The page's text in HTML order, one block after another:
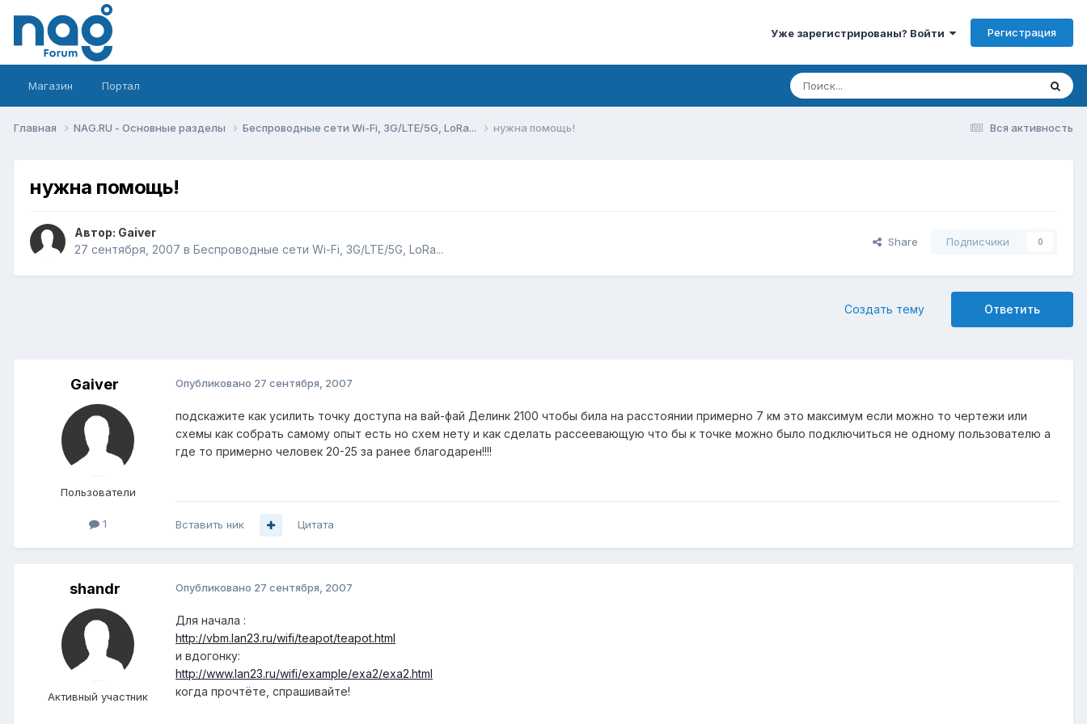
Уже зарегистрированы? Войти Регистрация
Магазин Портал
Вся активность
Главная NAG.RU - Основные разделы Беспроводные сети Wi-Fi, 3G/LTE/5G, LoRa... нужна помощь!
нужна помощь!
Автор: Gaiver
27 сентября, 2007 в Беспроводные сети Wi-Fi, 3G/LTE/5G, LoRa...
Share Подписчики 0
Ответить
Создать тему
Gaiver
Пользователи
1
Опубликовано 27 сентября, 2007
подскажите как усилить точку доступа на вай-фай Делинк 2100 чтобы била на расстоянии примерно 7 км это максимум если можно то чертежи или
схемы как собрать самому опыт есть но схем нету и как сделать рассеевающую что бы к точке можно было подключиться не одному пользователю а
где то примерно человек 20-25 за ранее благодарен!!!!
Вставить ник Цитата
shandr
Активный участник
Опубликовано 27 сентября, 2007
Для начала :
http://vbm.lan23.ru/wifi/teapot/teapot.html
и вдогонку:
http://www.lan23.ru/wifi/example/exa2/exa2.html
когда прочтёте, спрашивайте!